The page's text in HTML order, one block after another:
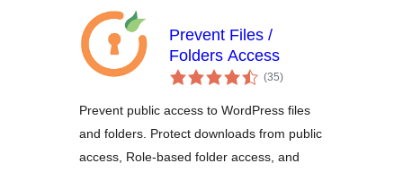
Prevent Files /
Folders Access
(35αξιολογήσεις
σύνολο
)
Prevent public access to WordPress files
and folders. Protect downloads from public
access, Role-based folder access, and